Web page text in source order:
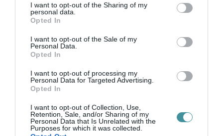
not limited to your visit or usage behaviour. You may click to
grant or deny consent to Google and its third-party tags to
use your data for below specified purposes in below Google
consent section.
I want to opt-out of the Sharing of my
personal data.
Opted In
I want to opt-out of the Sale of my
Personal Data.
Opted In
I want to opt-out of processing my
Personal Data for Targeted Advertising.
Opted In
I want to opt-out of Collection, Use,
Retention, Sale, and/or Sharing of my
Personal Data that Is Unrelated with the
Purposes for which it was collected.
alázatról tud, és mi nem Lírai dekódolás
sem varázslat az utóbbi. Nem a lá...
Eger nem dekoráció.
Kultúra, amit lakni kell.
2026. március 24| Barna Krisztián
A kultúrát nem lehet ingyen megkapni.